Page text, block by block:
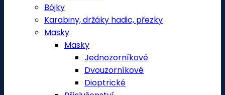
Bójky
Karabiny, držáky hadic, přezky
Masky
Masky
Jednozorníkové
Dvouzorníkové
Dioptrické